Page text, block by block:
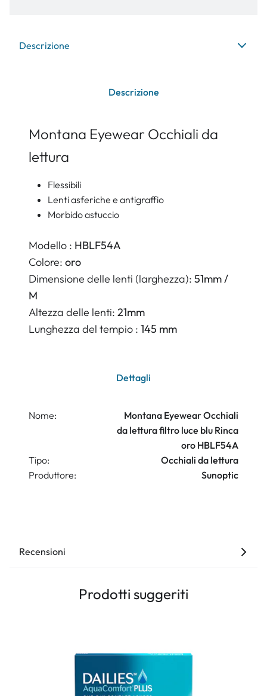
Descrizione
Descrizione
Montana Eyewear Occhiali da
lettura
Flessibili
Lenti asferiche e antigraffio
Morbido astuccio
Modello : HBLF54A
Colore: oro
Dimensione delle lenti (larghezza): 51mm /
M
Altezza delle lenti: 21mm
Lunghezza del tempio : 145 mm
Dettagli
Nome:
Montana Eyewear Occhiali
da lettura filtro luce blu Rinca
oro HBLF54A
Tipo:
Occhiali da lettura
Produttore:
Sunoptic
Recensioni
Prodotti suggeriti